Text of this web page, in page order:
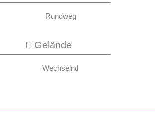
Rundweg
Gelände
Wechselnd